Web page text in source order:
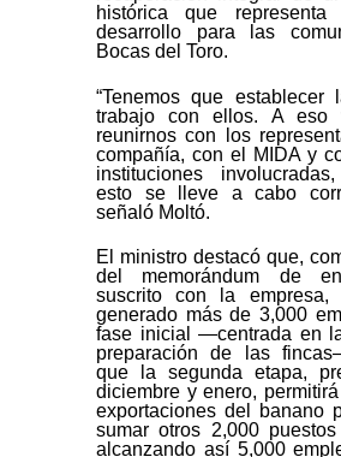
histórica que representa
desarrollo para las
Bocas del Toro.
“Tenemos que establecer
trabajo con ellos. A eso
reunirnos con los
compañía, con el MIDA y
instituciones
esto se lleve a cabo
señaló Moltó.
El ministro destacó que,
del memorándum de
suscrito con la
generado más de 3,000
fase inicial —centrada en
preparación de las
que la segunda etapa,
diciembre y enero,
exportaciones del banano
sumar otros 2,000
alcanzando así 5,000